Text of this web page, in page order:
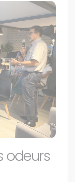
odeurs